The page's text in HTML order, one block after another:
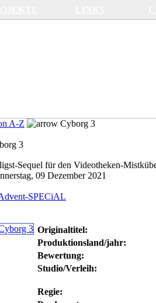
A-Z
Cyborg 3
3
Sequel für den Videotheken-
09 Dezember 2021
Originaltitel:
Produktionsland/jahr:
Bewertung:
Studio/Verleih:
Regie: